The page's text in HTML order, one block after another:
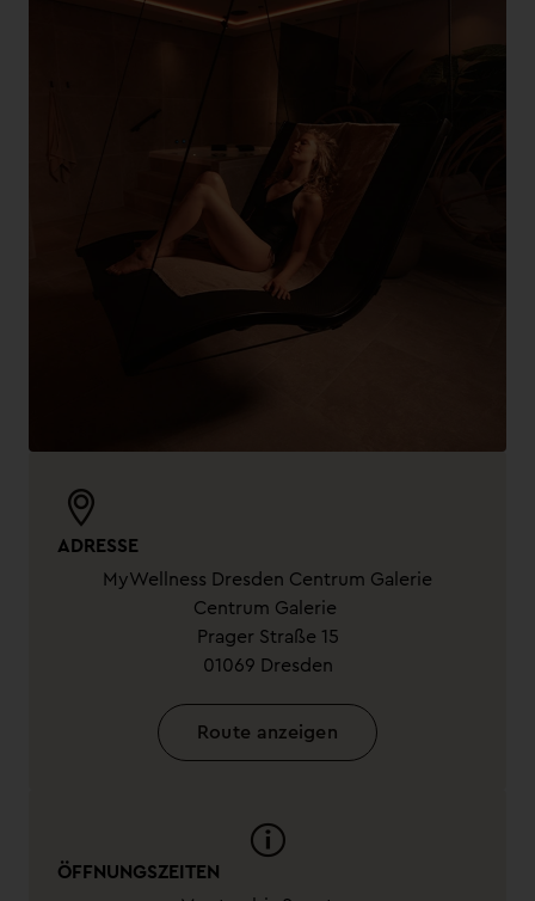
ADRESSE
MyWellness Dresden Centrum Galerie
Centrum Galerie
Prager Straße 15
01069 Dresden
Route anzeigen
ÖFFNUNGSZEITEN